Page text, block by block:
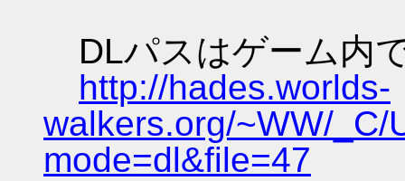
DLパスはゲーム内
http://hades.worlds-
walkers.org/~WW/_C/
mode=dl&file=47